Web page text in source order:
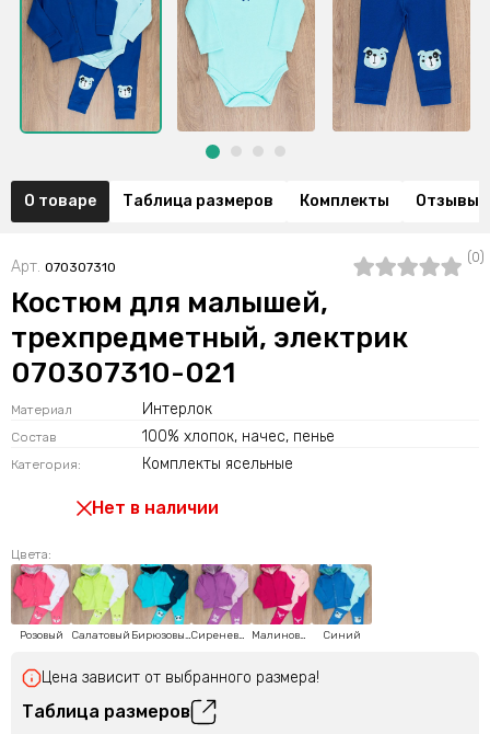
О товаре Таблица размеров Комплекты Отзывы
Арт. 070307310
(0)
Костюм для малышей,
трехпредметный, электрик
070307310-021
Материал Интерлок
Состав 100% хлопок, начес, пенье
Категория: Комплекты ясельные
Нет в наличии
Цвета:
Розовый Салатовый Бирюзовый Сиреневый Малиновый Синий
Цена зависит от выбранного размера!
Таблица размеров